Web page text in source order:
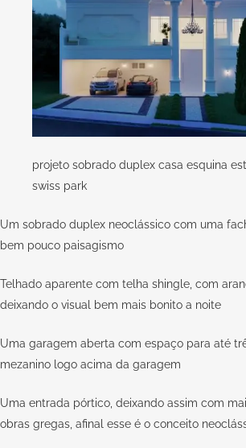
projeto sobrado duplex casa esquina
swiss park
Um sobrado duplex neoclássico com uma
bem pouco paisagismo
Telhado aparente com telha shingle, com
deixando o visual bem mais bonito a noite
Uma garagem aberta com espaço para até
mezanino logo acima da garagem
Uma entrada pórtico, deixando assim com
obras gregas, afinal esse é o conceito